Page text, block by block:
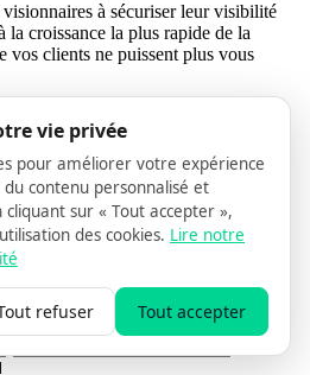
à sécuriser leur visibilité
la croissance la plus rapide de la
vos clients ne puissent plus vous
businesses like yours.
vie privée
pour améliorer votre expérience
contenu personnalisé et
sur « Tout accepter »,
des cookies. Lire notre
refuser Tout accepter